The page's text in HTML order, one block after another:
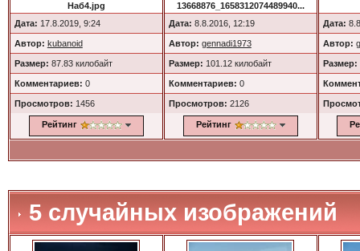
Наб4.jpg
Дата: 17.8.2019, 9:24
Автор: kubanoid
Размер: 87.83 килобайт
Комментариев: 0
Просмотров: 1456
Рейтинг
13668876_1658312074489940...
Дата: 8.8.2016, 12:19
Автор: gennadi1973
Размер: 101.12 килобайт
Комментариев: 0
Просмотров: 2126
Рейтинг
Дата:
Автор:
Размер:
5 случайных изображений